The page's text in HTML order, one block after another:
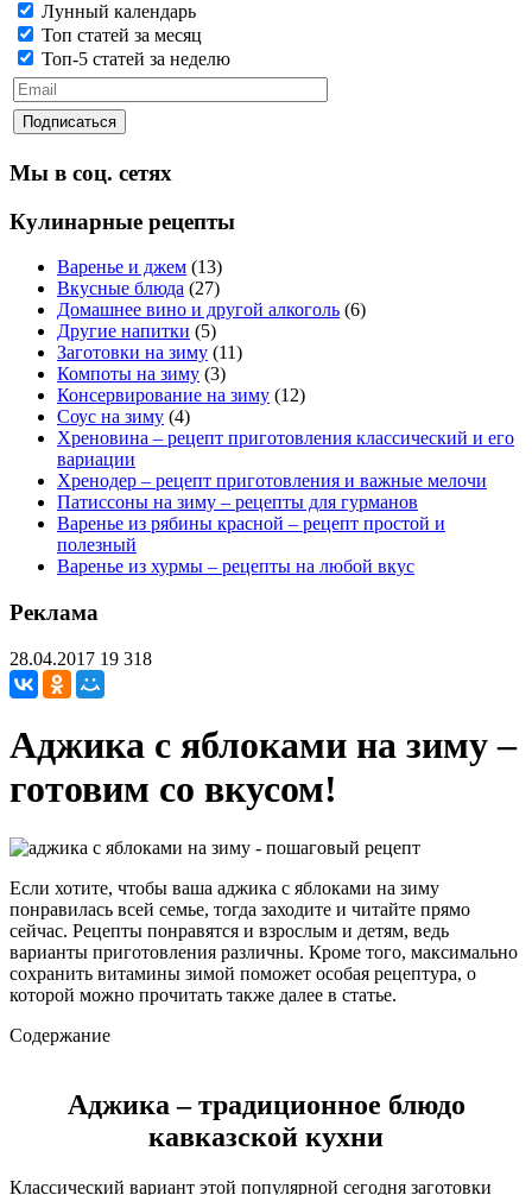
Лунный календарь
Топ статей за месяц
Топ-5 статей за неделю
Мы в соц. сетях
Кулинарные рецепты
Варенье и джем (13)
Вкусные блюда (27)
Домашнее вино и другой алкоголь (6)
Другие напитки (5)
Заготовки на зиму (11)
Компоты на зиму (3)
Консервирование на зиму (12)
Соус на зиму (4)
Хреновина – рецепт приготовления классический и его
вариации
Хренодер – рецепт приготовления и важные мелочи
Патиссоны на зиму – рецепты для гурманов
Варенье из рябины красной – рецепт простой и
полезный
Варенье из хурмы – рецепты на любой вкус
Реклама
28.04.2017 19 318
Аджика с яблоками на зиму –
готовим со вкусом!
Если хотите, чтобы ваша аджика с яблоками на зиму
понравилась всей семье, тогда заходите и читайте прямо
сейчас. Рецепты понравятся и взрослым и детям, ведь
варианты приготовления различны. Кроме того, максимально
сохранить витамины зимой поможет особая рецептура, о
которой можно прочитать также далее в статье.
Содержание
Аджика – традиционное блюдо
кавказской кухни
Классический вариант этой популярной сегодня заготовки